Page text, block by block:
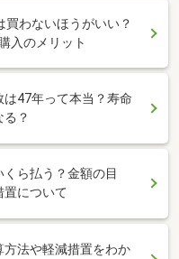
わないほうがいい？
入のメリット
47年って本当？寿命
？
ら払う？金額の目
置について
法や軽減措置をわか